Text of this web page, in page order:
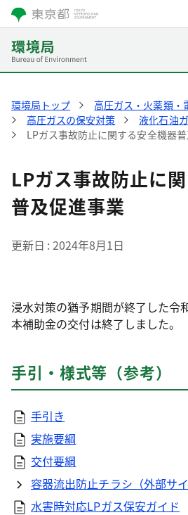
環境局トップ
高圧ガス・火薬類・
高圧ガスの保安対策
液化石油
LPガス事故防止に関する安全機器
LPガス事故防止に
普及促進事業
更新日 2024年8月1日
浸水対策の猶予期間が終了した令
本補助金の交付は終了しました。
手引・様式等（参考）
手引き
実施要綱
交付要綱
容器流出防止チラシ（外部サイ
水害時対応LPガス保安ガイド